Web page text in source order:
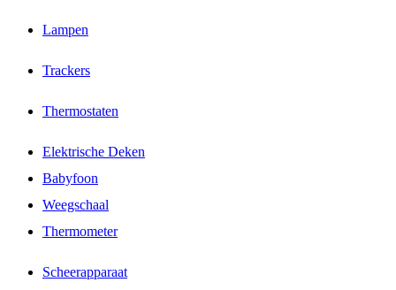
Lampen
Trackers
Thermostaten
Elektrische Deken
Babyfoon
Weegschaal
Thermometer
Scheerapparaat